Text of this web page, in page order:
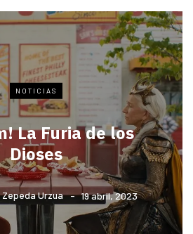
NOTICIAS
La Furia de los
Dioses
Urzua 19 abril, 2023